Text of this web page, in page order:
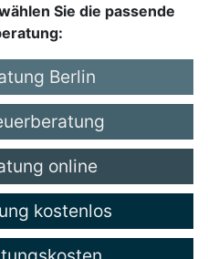
Sie die passende
Berlin
online
kostenlos